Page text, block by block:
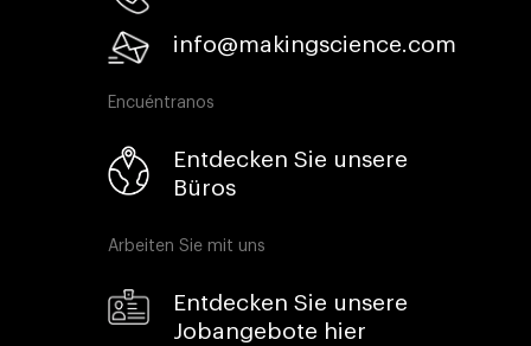
info@makingscience.com
Encuéntranos
Entdecken Sie unsere
Büros
Arbeiten Sie mit uns
Entdecken Sie unsere
Jobangebote hier